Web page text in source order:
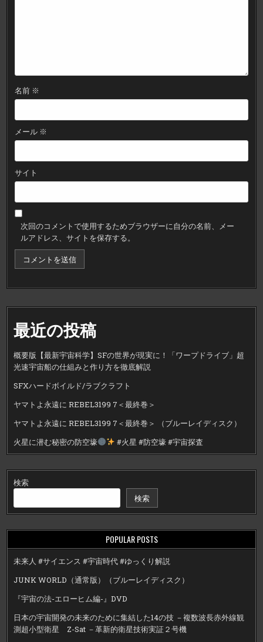
名前 ※
メール ※
サイト
次回のコメントで使用するためブラウザーに自分の名前、メー
ルアドレス、サイトを保存する。
最近の投稿
概要版【最新宇宙科学】SFの世界が現実に！「ワープドライブ」超
光速宇宙船の仕組みと作り方を徹底解説
SFXハードボイルド/ラブクラフト
ヤマトよ永遠に REBEL3199 7＜最終巻＞
ヤマトよ永遠に REBEL3199 7＜最終巻＞ （ブルーレイディスク）
火星に潜む秘密の防空壕
#火星 #防空壕 #宇宙探査
検索
検索
POPULAR POSTS
未来人 #サイエンス #宇宙時代 #ゆっくり解説
JUNK WORLD（通常版）（ブルーレイディスク）
『宇宙の法-エローヒム編-』DVD
日本の宇宙開発の未来のために集結した14の技 －複数波長赤外線観
測超小型衛星 Z-Sat －革新的衛星技術実証２号機